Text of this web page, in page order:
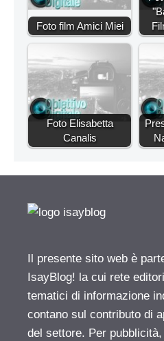
Foto film Amici Miei
Foto Elisabetta
Canalis
Il presente sito web è
IsayBlog! la cui rete
tematici di informazione
contano sul contributo di
del settore. Per